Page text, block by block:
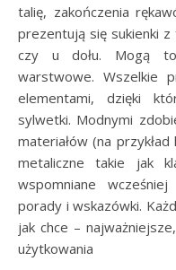
talię, zakończenia
prezentują się sukienki z
czy u dołu. Mogą
warstwowe. Wszelkie
elementami, dzięki
sylwetki. Modnymi
materiałów (na
metaliczne takie jak
wspomniane
porady i wskazówki.
jak chce –
użytkowania